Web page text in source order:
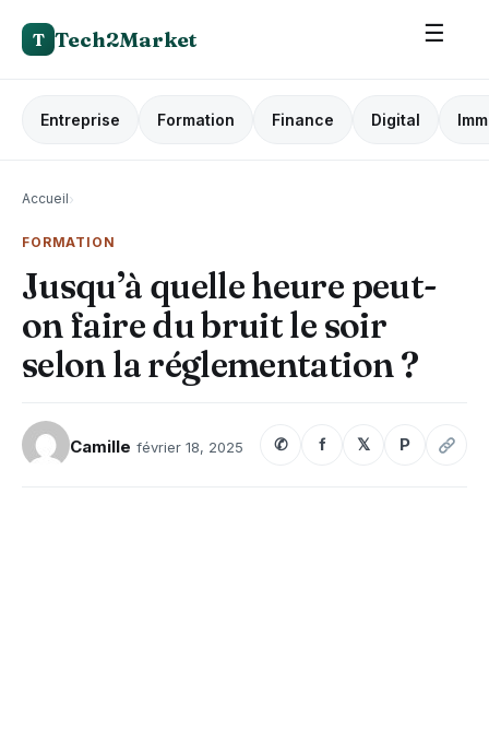
T Tech2Market ☰
Entreprise Formation Finance Digital
Accueil›
FORMATION
Jusqu’à quelle heure peut-
on faire du bruit le soir
selon la réglementation ?
Camille février 18, 2025 ✆ f 𝕏 P